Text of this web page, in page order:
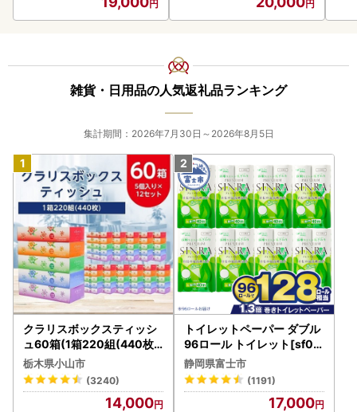
クトダブル 8ロール×8パ
ック 64ロール 1.5倍巻 37
防臭 日用品 消耗品 備蓄
クトダブル 64個 1.5倍 省
スペース パルプ100％ ト
ル
雑貨・日用品の人気返礼品ランキング
集計期間：2026年7月30日～2026年8月5日
クラリスボックスティッシ
ュ60箱(1箱220組(440枚))
(5個入り×12セット)【配送
不可地域：離島・沖縄県】
【1256759】
栃木県小山市
(3240)
14,000
トイレットペーパー ダブル
96ロール トイレット[sf00
1-012]
静岡県富士市
(1191)
17,000